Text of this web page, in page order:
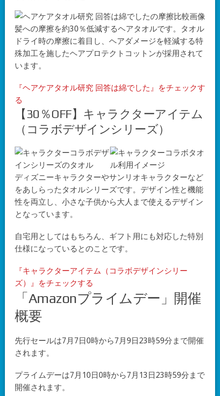
髪への摩擦を約30％低減するヘアタオルです。タオル
ドライ時の摩擦に着目し、ヘアダメージを軽減する特
殊加工を施したヘアプロテクトコットンが採用されて
います。
『ヘアケアタオル研究 回答は綿でした』をチェックす
る
【30％OFF】キャラクターアイテム
（コラボデザインシリーズ）
ディズニーキャラクターやサンリオキャラクターなど
をあしらったタオルシリーズです。デザイン性と機能
性を両立し、小さな子供から大人まで使えるデザイン
となっています。
自宅用としてはもちろん、ギフト用にも対応した特別
仕様になっているとのことです。
『キャラクターアイテム（コラボデザインシリー
ズ）』をチェックする
「Amazonプライムデー」開催
概要
先行セールは7月7日0時から7月9日23時59分まで開催
されます。
プライムデーは7月10日0時から7月13日23時59分まで
開催されます。